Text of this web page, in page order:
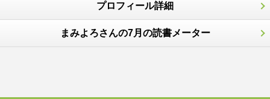
プロフィール詳細
まみよろさんの7月の読書メーター